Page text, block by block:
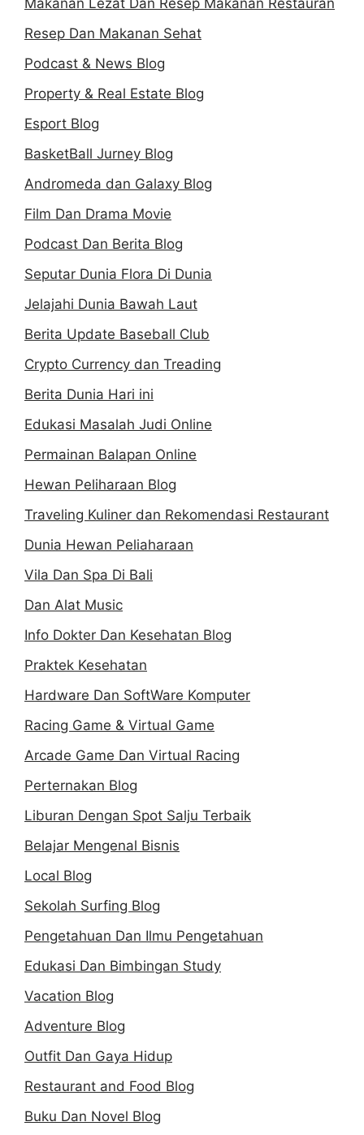
Resep Dan Makanan Sehat
Podcast & News Blog
Property & Real Estate Blog
Esport Blog
BasketBall Jurney Blog
Andromeda dan Galaxy Blog
Film Dan Drama Movie
Podcast Dan Berita Blog
Seputar Dunia Flora Di Dunia
Jelajahi Dunia Bawah Laut
Berita Update Baseball Club
Crypto Currency dan Treading
Berita Dunia Hari ini
Edukasi Masalah Judi Online
Permainan Balapan Online
Hewan Peliharaan Blog
Traveling Kuliner dan Rekomendasi Restaurant
Dunia Hewan Peliaharaan
Vila Dan Spa Di Bali
Dan Alat Music
Info Dokter Dan Kesehatan Blog
Praktek Kesehatan
Hardware Dan SoftWare Komputer
Racing Game & Virtual Game
Arcade Game Dan Virtual Racing
Perternakan Blog
Liburan Dengan Spot Salju Terbaik
Belajar Mengenal Bisnis
Local Blog
Sekolah Surfing Blog
Pengetahuan Dan Ilmu Pengetahuan
Edukasi Dan Bimbingan Study
Vacation Blog
Adventure Blog
Outfit Dan Gaya Hidup
Restaurant and Food Blog
Buku Dan Novel Blog